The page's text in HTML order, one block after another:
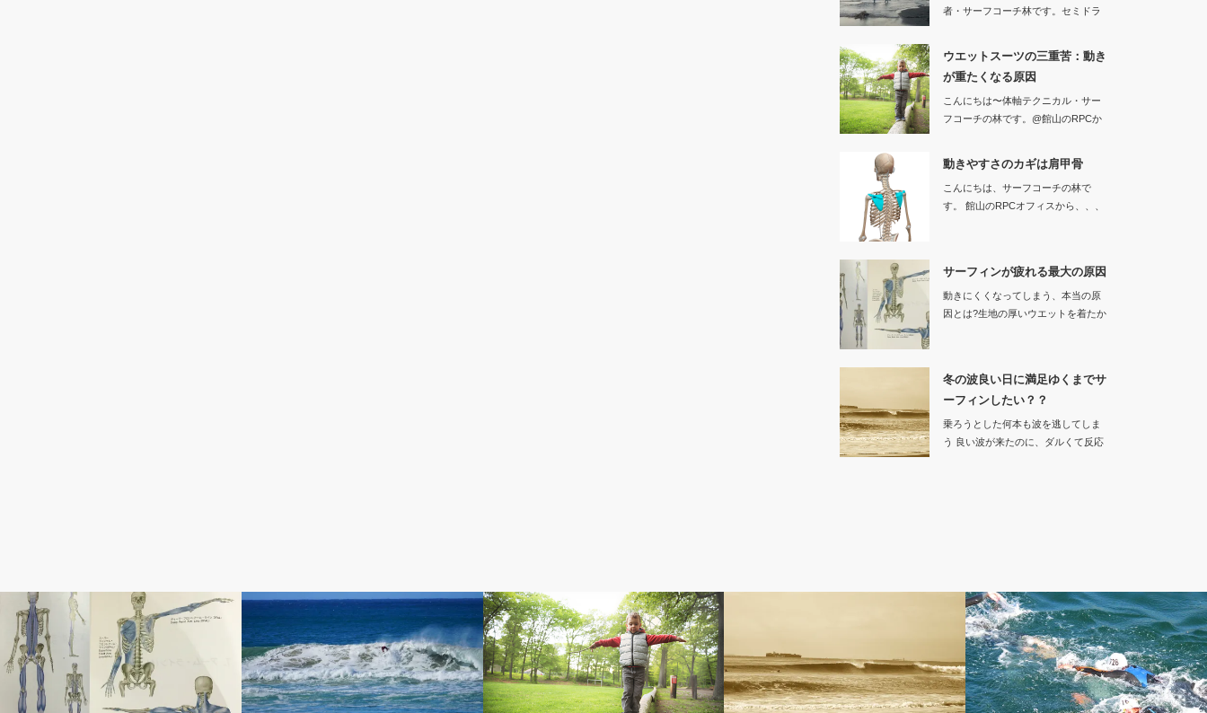
者・サーフコーチ林です。セミドラ
ウエットスーツの三重苦：動き
が重たくなる原因
こんにちは〜体軸テクニカル・サー
フコーチの林です。@館山のRPCか
動きやすさのカギは肩甲骨
こんにちは、サーフコーチの林で
す。 館山のRPCオフィスから、、、
サーフィンが疲れる最大の原因
動きにくくなってしまう、本当の原
因とは?生地の厚いウエットを着たか
冬の波良い日に満足ゆくまでサ
ーフィンしたい？？
乗ろうとした何本も波を逃してしま
う 良い波が来たのに、ダルくて反応